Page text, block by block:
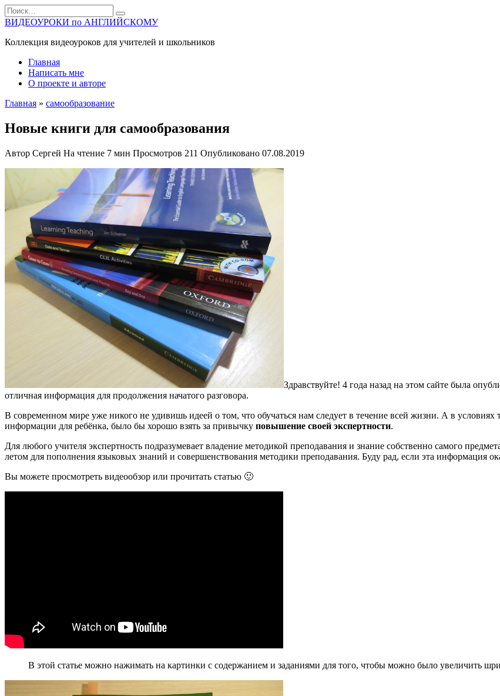
Перейти
к
содержанию
Search
for:
ВИДЕОУРОКИ по АНГЛИЙСКОМУ
Коллекция видеоуроков для учителей и школьников
Главная
Написать мне
О проекте и авторе
Главная » самообразование
Новые книги для самообразования
Автор Сергей На чтение 7 мин Просмотров 211 Опубликовано 07.08.2019
Здравствуйте! 4 года назад на этом сайте была
отличная информация для продолжения начатого разговора.
В современном мире уже никого не удивишь идеей о том, что обучаться нам следует в течение всей жизни. А в
информации для ребёнка, было бы хорошо взять за привычку повышение своей экспертности.
Для любого учителя экспертность подразумевает владение методикой преподавания и знание собственно самого
летом для пополнения языковых знаний и совершенствования методики преподавания. Буду рад, если эта информация
Вы можете просмотреть видеообзор или прочитать статью 🙂
В этой статье можно нажимать на картинки с содержанием и заданиями для того, чтобы можно было увеличить